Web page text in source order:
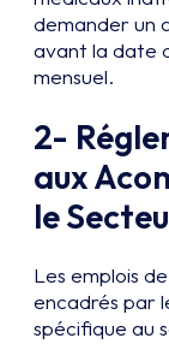
demander un
avant la date
mensuel.
2-
aux
le
Les emplois
encadrés par
spécifique au